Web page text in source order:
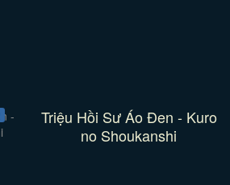
Triệu Hồi Sư Áo Đen - Kuro
no Shoukanshi